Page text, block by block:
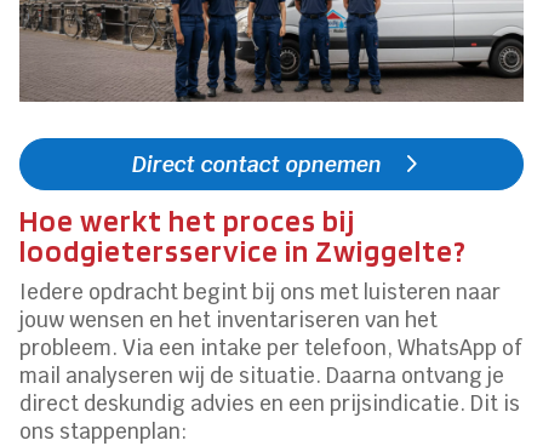
Direct contact opnemen
Hoe werkt het proces bij
loodgietersservice in Zwiggelte?
Iedere opdracht begint bij ons met luisteren naar
jouw wensen en het inventariseren van het
probleem. Via een intake per telefoon, WhatsApp of
mail analyseren wij de situatie. Daarna ontvang je
direct deskundig advies en een prijsindicatie. Dit is
ons stappenplan: